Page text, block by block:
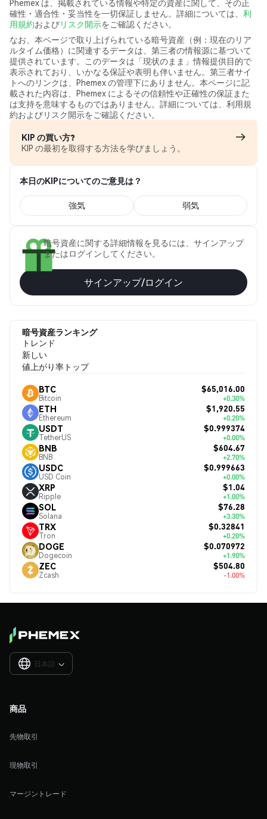
Phemex は、掲載されている情報や特定の資産に関して、その正
確性・適合性・妥当性を一切保証しません。詳細については、 利
用規約およびリスク開示をご確認ください。
なお、本ページで取り上げられている暗号資産（例：現在のリア
ルタイム価格）に関連するデータは、第三者の情報源に基づいて
提供されています。このデータは「現状のまま」情報提供目的で
表示されており、いかなる保証や表明も伴いません。第三者サイ
トへのリンクは、Phemex の管理下にありません。本ページに記
載された内容は、Phemex によるその信頼性や正確性の保証また
は支持を意味するものではありません。詳細については、利用規
約およびリスク開示をご確認ください。
KIP の買い方?
KIP の最初を取得する方法を学びましょう。
本日のKIPについてのご意見は？
強気 弱気
暗号資産に関する詳細情報を見るには、サインアップ
またはログインしてください。
サインアップ/ログイン
暗号資産ランキング
トレンド
新しい
値上がり率トップ
BTC
Bitcoin
$65,016.00
+0.30%
ETH
Ethereum
$1,920.55
+0.20%
USDT
TetherUS
$0.999374
+0.00%
BNB
BNB
$604.67
+2.70%
USDC
USD Coin
$0.999663
+0.00%
XRP
Ripple
$1.04
+1.00%
SOL
Solana
$76.28
+3.30%
TRX
Tron
$0.32841
+0.20%
DOGE
Dogecoin
$0.070972
+1.90%
ZEC
Zcash
$504.80
-1.00%
日本語 
商品
先物取引
現物取引
マージントレード